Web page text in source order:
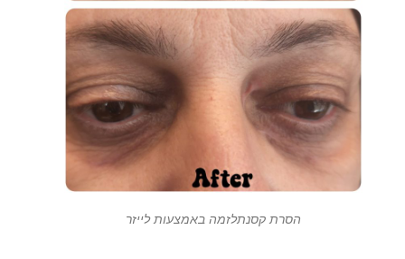
הסרת קסנתלזמה באמצעות לייזר